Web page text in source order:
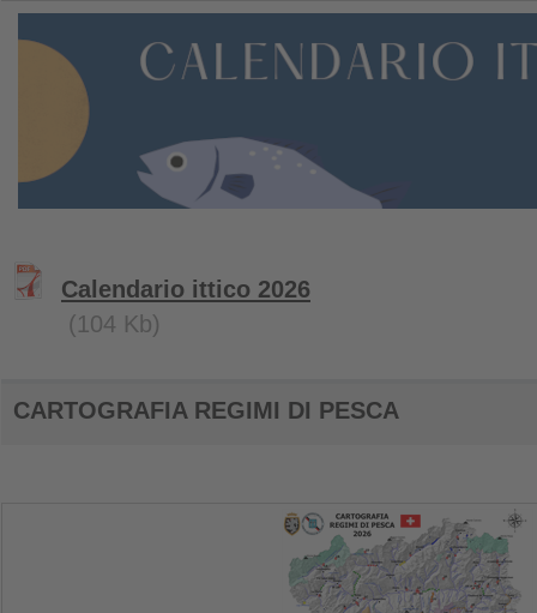
Calendario ittico 2026
(104 Kb)
CARTOGRAFIA REGIMI DI PESCA